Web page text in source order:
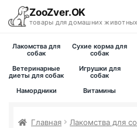
ZooZver.OK
товары для домашних животных
На главную
Лакомства для
собак
Сухие корма для
собак
Ветеринарные
диеты для собак
Игрушки для
собак
Намордники
Витамины
Главная Лакомства для